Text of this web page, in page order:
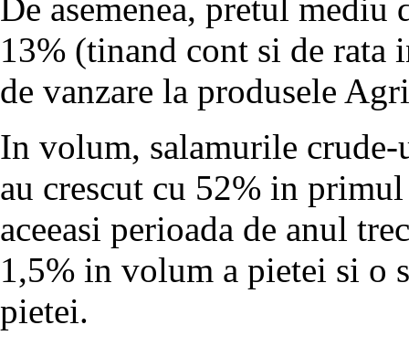
De asemenea, pretul mediu
13% (tinand cont si de
de vanzare la produsele
In volum, salamurile crude-
au crescut cu 52% in
aceeasi perioada de anul
1,5% in volum a pietei si o
pietei.